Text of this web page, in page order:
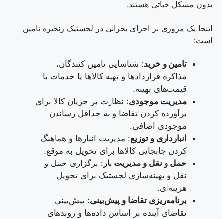
بدون مشکل حیاتی هستند.
اینجا یک مروری بر اجزای بحرانی در لجستیک زنجیره تامین
است:
تامین و خرید: شناسایی تامین کنندگان،
مذاکره قراردادها و تهیه کالاها یا خدمات با
قیمت‌های بهینه.
مدیریت موجودی: نظارت بر جریان کالا برای
برآورده کردن تقاضا و به حداقل رساندن
موجودی اضافی.
انبارداری و توزیع: مدیریت انبارها و هماهنگ
کردن جابجایی کالاها برای تحویل به موقع.
حمل و نقل و مدیریت بار : برگزاری حمل و
نقل و بهینه‌سازی لجستیک برای تحویل
هزینه‌ای.
برنامه‌ریزی تقاضا و پیش‌بینی: پیش‌بینی
تقاضای آینده بر اساس داده‌ها و روندهای